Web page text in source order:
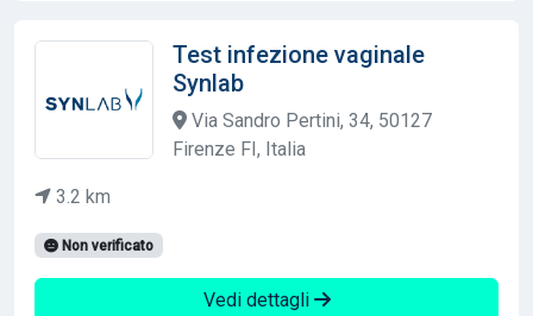
Test infezione vaginale
Synlab
Via Sandro Pertini, 34, 50127
Firenze FI, Italia
3.2 km
Non verificato
Vedi dettagli